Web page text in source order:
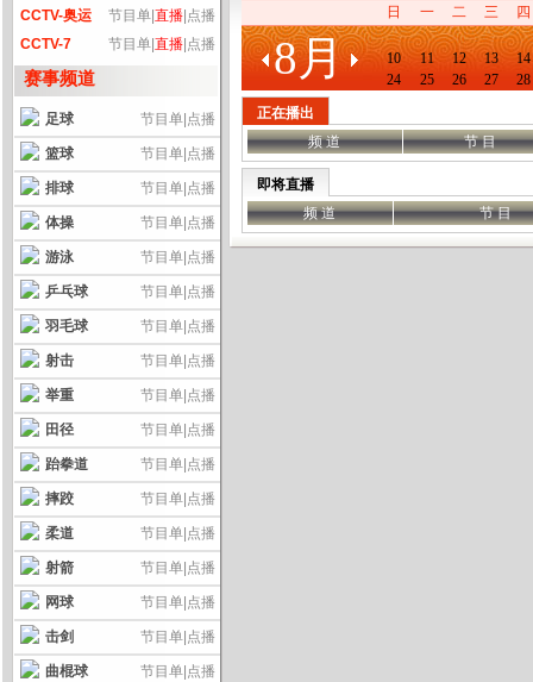
节目单 直播 点播
CCTV-奥运
节目单 直播 点播
CCTV-7
赛事频道
节目单 点播
足球
节目单 点播
篮球
节目单 点播
排球
节目单 点播
体操
节目单 点播
游泳
节目单 点播
乒乓球
节目单 点播
羽毛球
节目单 点播
射击
节目单 点播
举重
节目单 点播
田径
节目单 点播
跆拳道
节目单 点播
摔跤
节目单 点播
柔道
节目单 点播
射箭
节目单 点播
网球
节目单 点播
击剑
节目单 点播
曲棍球
日 一 二 三 四
8月 10 11 12 13
14
24
25 26 27
28
正在播出
频 道
节 目
即将直播
频 道
节 目